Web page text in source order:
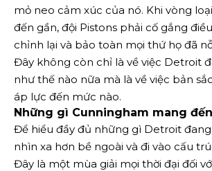
mỏ neo cảm xúc của nó. Khi vòng
đến gần, đội Pistons phải cố gắng
chỉnh lại và bảo toàn mọi thứ họ đã
Đây không còn chỉ là về việc Detroit
như thế nào nữa mà là về việc bản
áp lực đến mức nào.
Những gì Cunningham mang
Để hiểu đầy đủ những gì Detroit
nhìn xa hơn bề ngoài và đi vào cấu
Đây là một mùa giải mọi thời đại đối